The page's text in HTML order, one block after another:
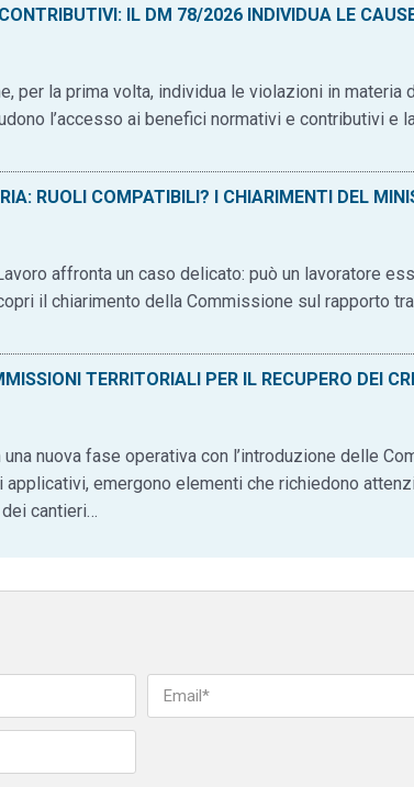
IL DM 78/2026 INDIVIDUA LE
per la prima volta, individua le violazioni in materia
l’accesso ai benefici normativi e contributivi e
RUOLI COMPATIBILI? I CHIARIMENTI DEL
affronta un caso delicato: può un lavoratore
il chiarimento della Commissione sul rapporto
TERRITORIALI PER IL RECUPERO DEI
nuova fase operativa con l’introduzione delle
emergono elementi che richiedono
cantieri…